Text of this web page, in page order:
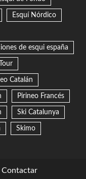
Esquí Nórdico
de esqui españa
Catalán
Pirineo Francés
Ski Catalunya
Skimo
Contactar